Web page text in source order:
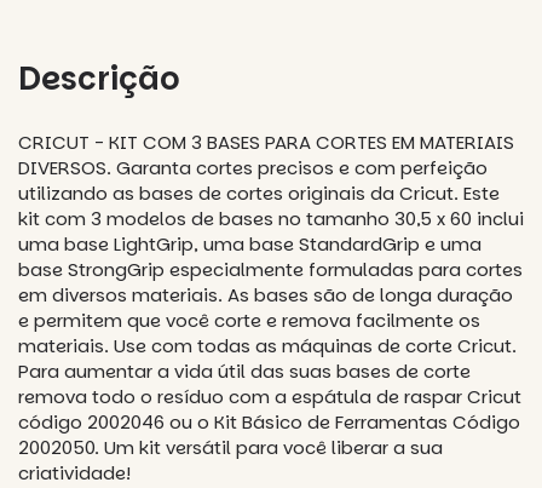
Descrição
CRICUT - KIT COM 3 BASES PARA CORTES EM MATERIAIS
DIVERSOS. Garanta cortes precisos e com perfeição
utilizando as bases de cortes originais da Cricut. Este
kit com 3 modelos de bases no tamanho 30,5 x 60 inclui
uma base LightGrip, uma base StandardGrip e uma
base StrongGrip especialmente formuladas para cortes
em diversos materiais. As bases são de longa duração
e permitem que você corte e remova facilmente os
materiais. Use com todas as máquinas de corte Cricut.
Para aumentar a vida útil das suas bases de corte
remova todo o resíduo com a espátula de raspar Cricut
código 2002046 ou o Kit Básico de Ferramentas Código
2002050. Um kit versátil para você liberar a sua
criatividade!